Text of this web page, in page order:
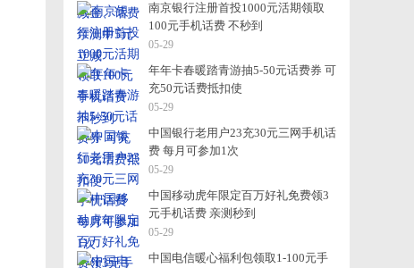
南京银行注册首投1000元活期领取
100元手机话费 不秒到
05-29
年年卡春暖踏青游抽5-50元话费券 可
充50元话费抵扣使
05-29
中国银行老用户23充30元三网手机话
费 每月可参加1次
05-29
中国移动虎年限定百万好礼免费领3
元手机话费 亲测秒到
05-29
中国电信暖心福利包领取1-100元手